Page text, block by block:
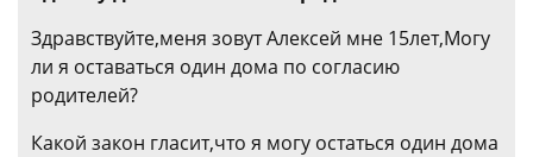
Здравствуйте,меня зовут Алексей мне 15лет,Могу
ли я оставаться один дома по согласию
родителей?
Какой закон гласит,что я могу остаться один дома